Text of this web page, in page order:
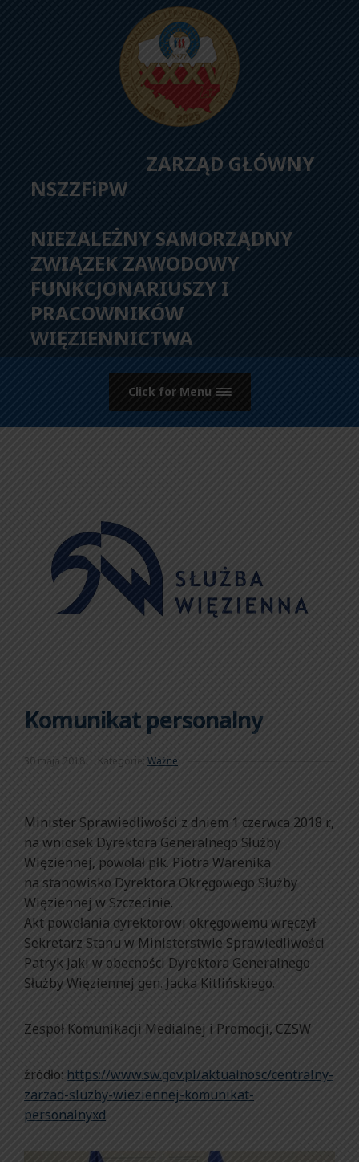
ZARZĄD GŁÓWNY
NSZZFiPW
NIEZALEŻNY SAMORZĄDNY
ZWIĄZEK ZAWODOWY
FUNKCJONARIUSZY I
PRACOWNIKÓW
WIĘZIENNICTWA
Click for Menu
Komunikat personalny
30 maja 2018 Kategorie: Ważne
Minister Sprawiedliwości z dniem 1 czerwca 2018 r.,
na wniosek Dyrektora Generalnego Służby
Więziennej, powołał płk. Piotra Warenika
na stanowisko Dyrektora Okręgowego Służby
Więziennej w Szczecinie.
Akt powołania dyrektorowi okręgowemu wręczył
Sekretarz Stanu w Ministerstwie Sprawiedliwości
Patryk Jaki w obecności Dyrektora Generalnego
Służby Więziennej gen. Jacka Kitlińskiego.
Zespół Komunikacji Medialnej i Promocji, CZSW
źródło: https://www.sw.gov.pl/aktualnosc/centralny-
zarzad-sluzby-wieziennej-komunikat-
personalnyxd